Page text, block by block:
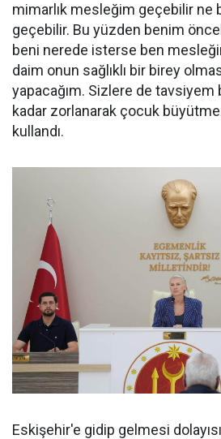
mimarlık mesleğim geçebilir ne
geçebilir. Bu yüzden benim
beni nerede isterse ben
daim onun sağlıklı bir birey
yapacağım. Sizlere de tavsiyem
kadar zorlanarak çocuk
kullandı.
Eskişehir'e gidip gelmesi